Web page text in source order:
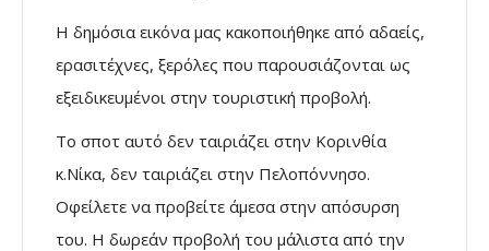
Η δημόσια εικόνα μας κακοποιήθηκε από αδαείς,
ερασιτέχνες, ξερόλες που παρουσιάζονται ως
εξειδικευμένοι στην τουριστική προβολή.
Το σποτ αυτό δεν ταιριάζει στην Κορινθία
κ.Νίκα, δεν ταιριάζει στην Πελοπόννησο.
Οφείλετε να προβείτε άμεσα στην απόσυρση
του. Η δωρεάν προβολή του μάλιστα από την